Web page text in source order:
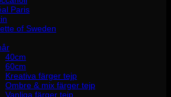
Paris
of Sweden
40cm
60cm
Kreativa färger tejp
Ombre & mix färger tejp
Vanliga färger tejp